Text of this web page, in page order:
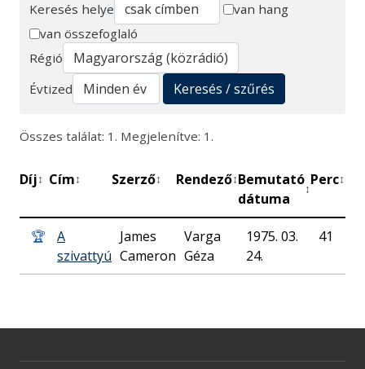
Keresés
Keresés helye
van hang
van összefoglaló
Régió
Évtized
Keresés / szűrés
Összes találat: 1. Megjelenítve: 1.
Díj↕ Cím↕ Szerző↕ Rendező↕Bemutató
dátuma
↕
Perc↕
🏆
A
szivattyú
James
Cameron
Varga
Géza
1975. 03.
24.
41